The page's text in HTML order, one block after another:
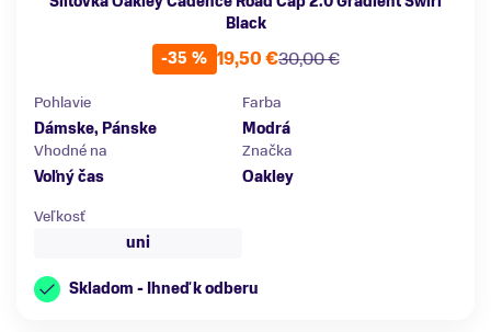
Black
-35 %
30,00 €
19,50 €
Pohlavie
Dámske, Pánske
Farba
Modrá
Vhodné na
Voľný čas
Značka
Oakley
Veľkosť
uni
Skladom - Ihneď k odberu